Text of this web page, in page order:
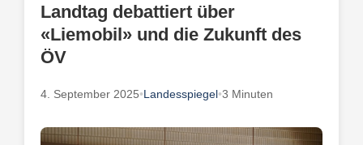
Landtag debattiert über
«Liemobil» und die Zukunft des
ÖV
4. September 2025•Landesspiegel•3 Minuten